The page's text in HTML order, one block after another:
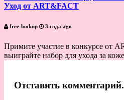
Уход от ART&FACT
free-lookup 3 года ago
Примите участие в конкурсе от
выиграйте набор для ухода за
Отставить комментарий.